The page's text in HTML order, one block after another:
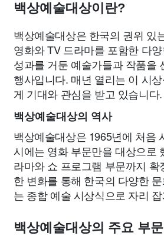
백상예술대상이란?
백상예술대상은 한국의 권위 있
영화와 TV 드라마를 포함한 다
성과를 거둔 예술가들과 작품을
행사입니다. 매년 열리는 이 시
게 기대와 관심을 받고 있습니다.
백상예술대상의 역사
백상예술대상은 1965년에 처음
시에는 영화 부문만을 대상으로
라마와 쇼 프로그램 부문까지 확
한 변화를 통해 한국의 다양한
는 종합 예술 시상식으로 자리
백상예술대상의 주요 부문